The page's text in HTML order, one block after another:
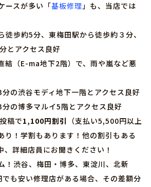
ースが多い「基板修理」も、当店では
徒歩約5分、東梅田駅から徒歩約３分、
とアクセス良好
結（E-ma地下2階）で、雨や嵐など悪
分の渋谷モディ地下一階とアクセス良好
分の博多マルイ5階とアクセス良好
稿で1,100円割引 （支払い5,500円以上
り！学割もあります！他の割引もある
、詳細店員にお聞きください！
！渋谷、梅田・博多、東淀川、北新
も安い修理店がある場合、その差額分